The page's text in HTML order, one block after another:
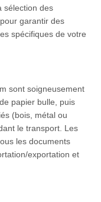
sélection des
garantir des
spécifiques de votre
sont soigneusement
papier bulle, puis
(bois, métal ou
le transport. Les
les documents
exportation et